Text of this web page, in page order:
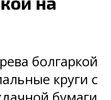
болгаркой
круги с